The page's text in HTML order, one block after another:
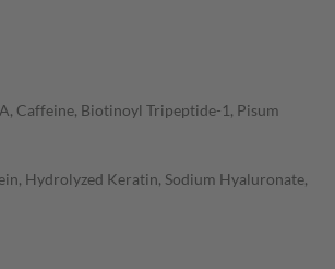
Caffeine, Biotinoyl Tripeptide-1, Pisum
Hydrolyzed Keratin, Sodium Hyaluronate,